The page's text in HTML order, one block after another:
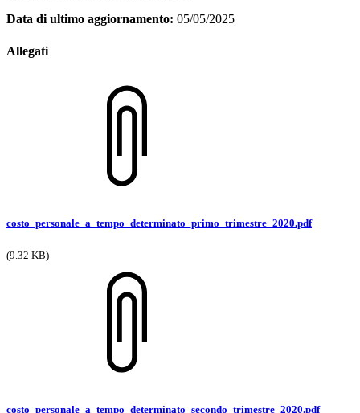
Data di ultimo aggiornamento: 05/05/2025
Allegati
costo_personale_a_tempo_determinato_primo_trimestre_2020.pdf
(9.32 KB)
costo_personale_a_tempo_determinato_secondo_trimestre_2020.pdf